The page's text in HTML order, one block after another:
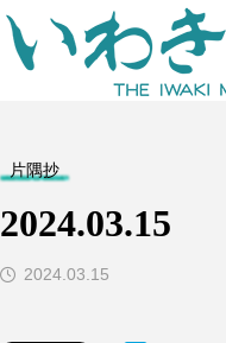
片隅抄
2024.03.15
2024.03.15